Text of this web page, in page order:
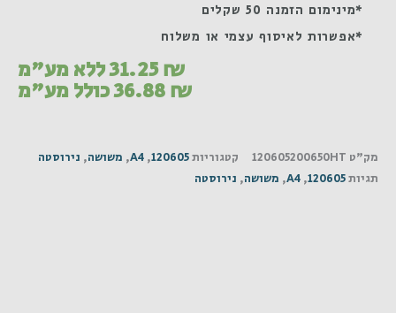
*מינימום הזמנה 50 שקלים
*אפשרות לאיסוף עצמי או משלוח
31.25₪ ללא מע"מ
36.88₪ כולל מע"מ
מק"ט 120605200650HT קטגוריות120605
,
A4
, משושה, נירוסטה
תגיות120605
,
A4
, משושה, נירוסטה